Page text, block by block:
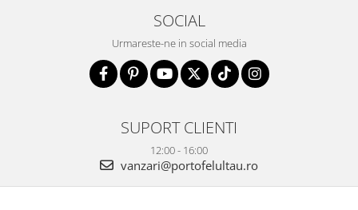
SOCIAL
Urmareste-ne in social media
SUPORT CLIENTI
12:00 - 16:00
vanzari@portofelultau.ro